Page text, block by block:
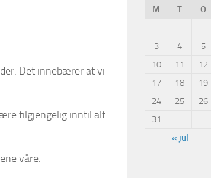
Det innebærer at vi
tilgjengelig inntil alt
våre.
M
T O
3
4 5
10
11 12
17
18 19
24
25 26
31
« jul